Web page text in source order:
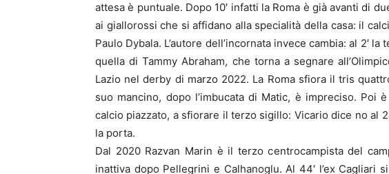
attesa è puntuale. Dopo 10′ infatti la Roma è già avanti di
ai giallorossi che si affidano alla specialità della casa: il
Paulo Dybala. L’autore dell’incornata invece cambia: al 2′
quella di Tammy Abraham, che torna a segnare
Lazio nel derby di marzo 2022. La Roma sfiora il tris
suo mancino, dopo l’imbucata di Matic, è impreciso. Poi
calcio piazzato, a sfiorare il terzo sigillo: Vicario dice no al
la porta.
Dal 2020 Razvan Marin è il terzo centrocampista del
inattiva dopo Pellegrini e Calhanoglu. Al 44′ l’ex Cagliari